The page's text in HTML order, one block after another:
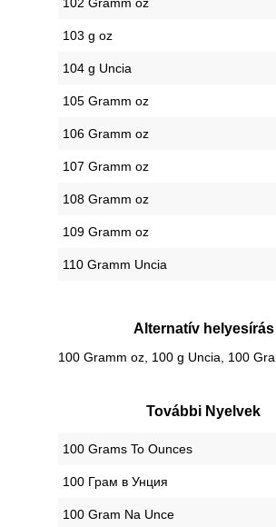
102 Gramm oz
103 g oz
104 g Uncia
105 Gramm oz
106 Gramm oz
107 Gramm oz
108 Gramm oz
109 Gramm oz
110 Gramm Uncia
Alternatív helyesírás
100 Gramm oz, 100 g Uncia, 100
További Nyelvek
‎100 Grams To Ounces
‎100 Грам в Унция
‎100 Gram Na Unce